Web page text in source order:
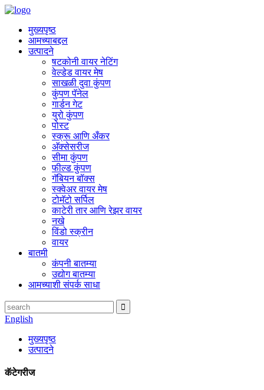
मुख्यपृष्ठ
आमच्याबद्दल
उत्पादने
षटकोनी वायर नेटिंग
वेल्डेड वायर मेष
साखळी दुवा कुंपण
कुंपण पॅनेल
गार्डन गेट
युरो कुंपण
पोस्ट
स्क्रू आणि अँकर
अ‍ॅक्सेसरीज
सीमा कुंपण
फील्ड कुंपण
गॅबियन बॉक्स
स्क्वेअर वायर मेष
टोमॅटो सर्पिल
काटेरी तार आणि रेझर वायर
नखे
विंडो स्क्रीन
वायर
बातमी
कंपनी बातम्या
उद्योग बातम्या
आमच्याशी संपर्क साधा
English
मुख्यपृष्ठ
उत्पादने
कॅटेगरीज